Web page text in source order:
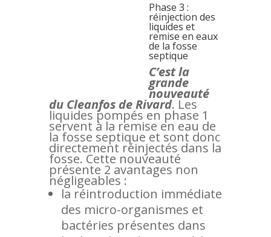
Phase 3 :
réinjection des
liquides et
remise en eaux
de la fosse
septique
C’est la
grande
nouveauté
du Cleanfos de Rivard. Les
liquides pompés en phase 1
servent à la remise en eau de
la fosse septique et sont donc
directement réinjectés dans la
fosse. Cette nouveauté
présente 2 avantages non
négligeables :
la réintroduction immédiate
des micro-organismes et
bactéries présentes dans